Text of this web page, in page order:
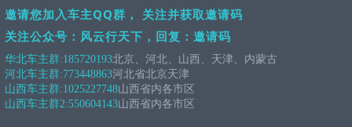
邀请您加入车主QQ群， 关注并获取邀请码
关注公众号：风云行天下，回复：邀请码
华北车主群:185720193北京、河北、山西、天津、内蒙古
河北车主群:773448863河北省北京天津
山西车主群:1025227748山西省内各市区
山西车主群2:550604143山西省内各市区